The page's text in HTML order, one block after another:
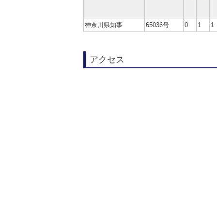
神奈川県知事 65036号 0 1 1
アクセス